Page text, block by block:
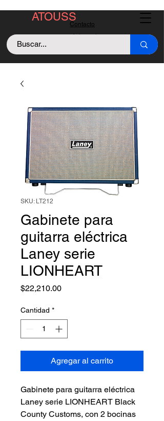
Contacto
Asistencia
Llama +529843128213
ATOUSS
SKU: LT212
Gabinete para
guitarra eléctrica
Laney serie
LIONHEART
$22,210.00Precio
Cantidad *
Agregar al carrito
Gabinete para guitarra eléctrica
Laney serie LIONHEART Black
County Customs, con 2 bocinas